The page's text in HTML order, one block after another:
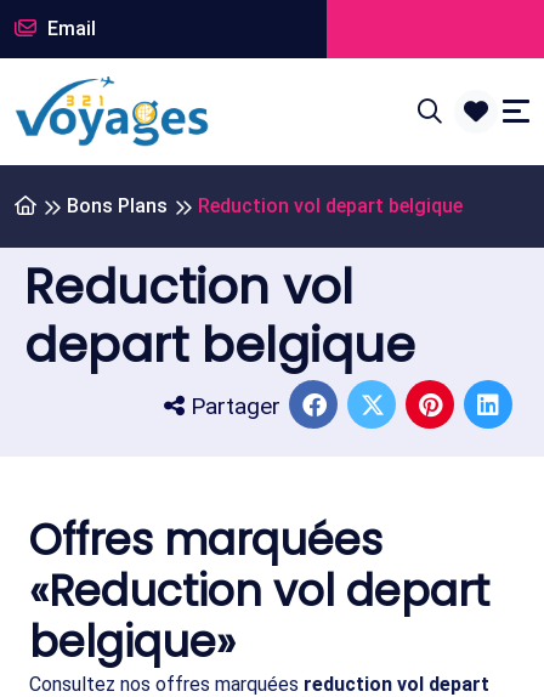
Email
Bons Plans Reduction vol depart belgique
Reduction vol
depart belgique
Partager
Offres marquées
«Reduction vol depart
belgique»
Consultez nos offres marquées reduction vol depart